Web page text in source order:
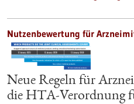
Nutzenbewertung für
Neue Regeln für
die HTA-Verordnung